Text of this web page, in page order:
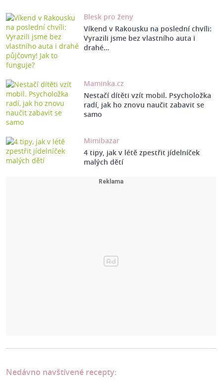
Blesk pro ženy
Víkend v Rakousku na poslední chvíli:
Vyrazili jsme bez vlastního auta i
drahé…
Maminka.cz
Nestačí dítěti vzít mobil. Psycholožka
radí, jak ho znovu naučit zabavit se
samo
Mimibazar
4 tipy, jak v létě zpestřit jídelníček
malých dětí
Nedávno navštívené recepty: